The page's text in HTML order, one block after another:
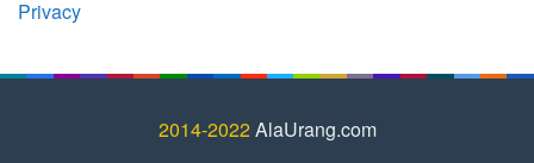
Privacy
2014-2022 AlaUrang.com